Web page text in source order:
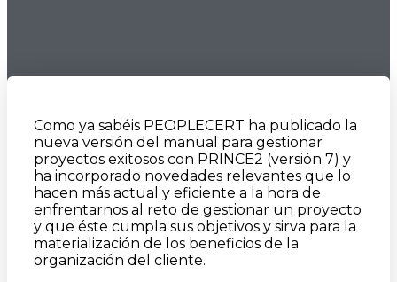
Como ya sabéis PEOPLECERT ha publicado la
nueva versión del manual para gestionar
proyectos exitosos con PRINCE2 (versión 7) y
ha incorporado novedades relevantes que lo
hacen más actual y eficiente a la hora de
enfrentarnos al reto de gestionar un proyecto
y que éste cumpla sus objetivos y sirva para la
materialización de los beneficios de la
organización del cliente.